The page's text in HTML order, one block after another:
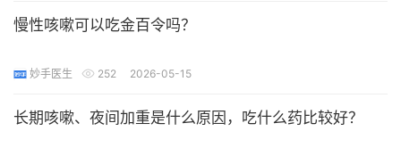
慢性咳嗽可以吃金百令吗？
妙手医生 252 2026-05-15
长期咳嗽、夜间加重是什么原因，吃什么药比较好？